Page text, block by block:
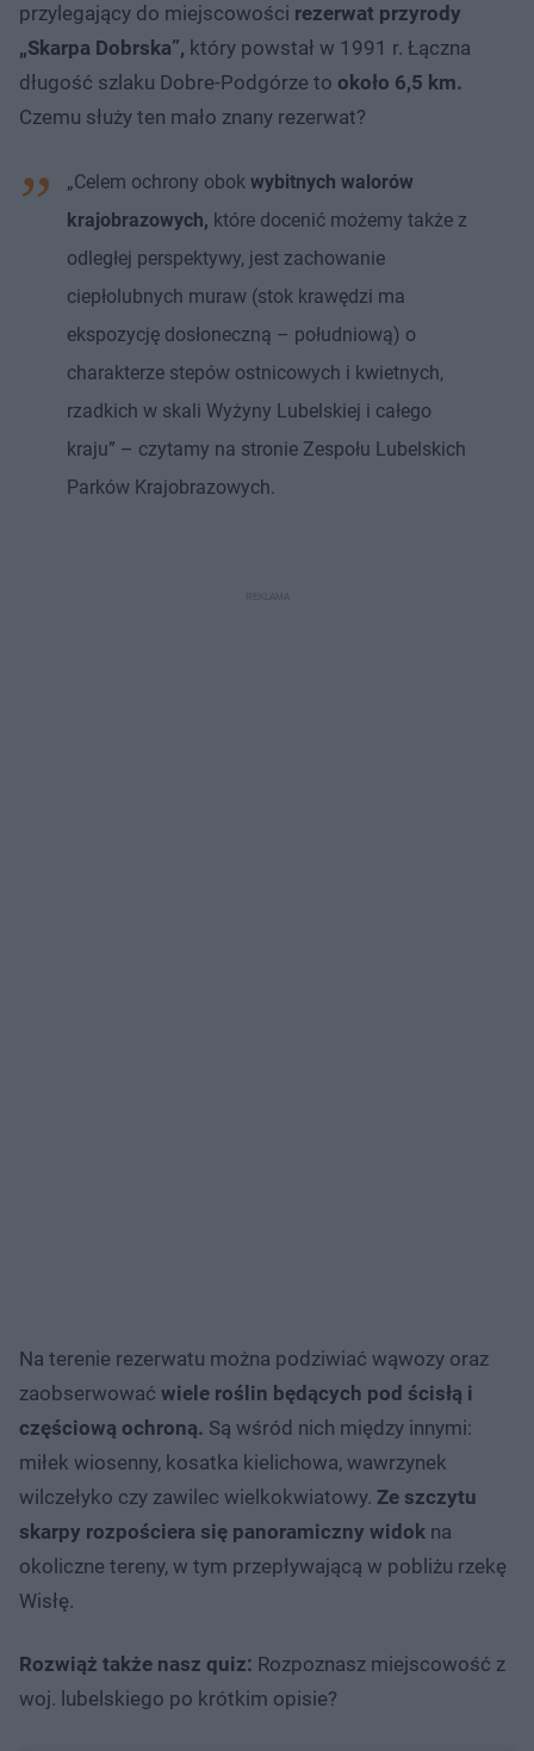
przylegający do miejscowości rezerwat przyrody
„Skarpa Dobrska”, który powstał w 1991 r. Łączna
długość szlaku Dobre-Podgórze to około 6,5 km.
Czemu służy ten mało znany rezerwat?
„Celem ochrony obok wybitnych walorów
krajobrazowych, które docenić możemy także z
odległej perspektywy, jest zachowanie
ciepłolubnych muraw (stok krawędzi ma
ekspozycję dosłoneczną – południową) o
charakterze stepów ostnicowych i kwietnych,
rzadkich w skali Wyżyny Lubelskiej i całego
kraju” – czytamy na stronie Zespołu Lubelskich
Parków Krajobrazowych.
Na terenie rezerwatu można podziwiać wąwozy oraz
zaobserwować wiele roślin będących pod ścisłą i
częściową ochroną. Są wśród nich między innymi:
miłek wiosenny, kosatka kielichowa, wawrzynek
wilczełyko czy zawilec wielkokwiatowy. Ze szczytu
skarpy rozpościera się panoramiczny widok na
okoliczne tereny, w tym przepływającą w pobliżu rzekę
Wisłę.
Rozwiąż także nasz quiz: Rozpoznasz miejscowość z
woj. lubelskiego po krótkim opisie?